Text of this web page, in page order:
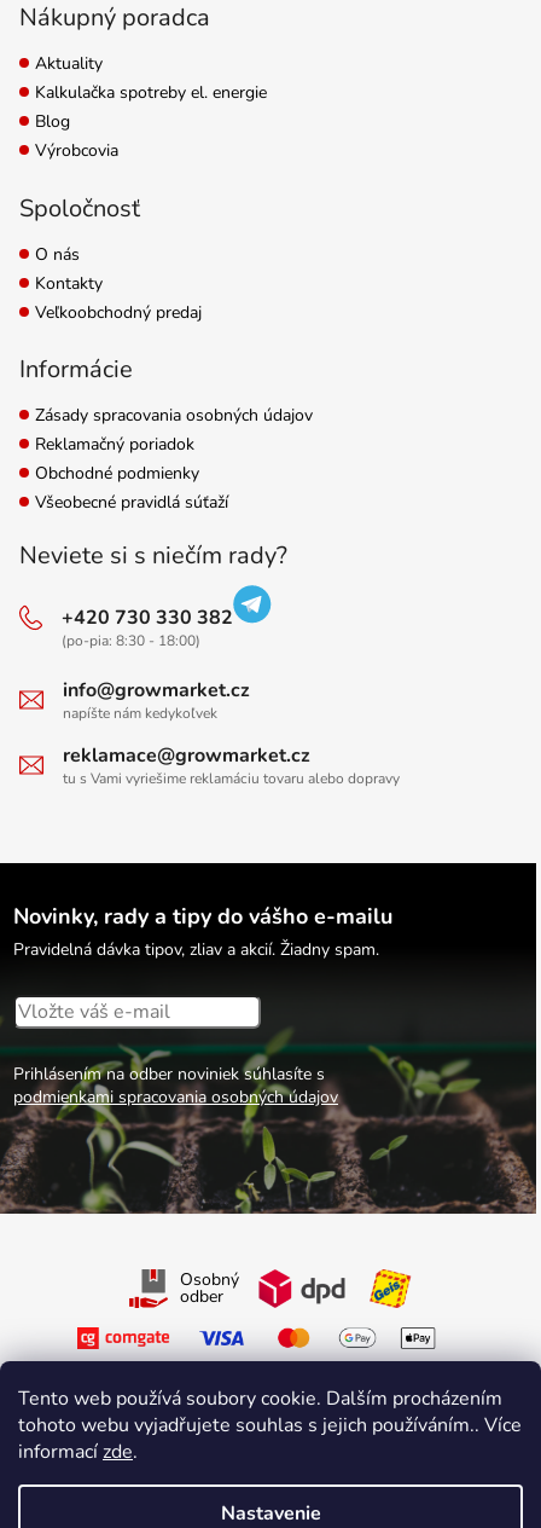
Tento web používá soubory cookie. Dalším procházením
tohoto webu vyjadřujete souhlas s jejich používáním.. Více
informacízde.
Nastavenie
Nákupný poradca
Aktuality
Kalkulačka spotreby el. energie
Blog
Výrobcovia
Spoločnosť
O nás
Kontakty
Veľkoobchodný predaj
Informácie
Zásady spracovania osobných údajov
Reklamačný poriadok
Obchodné podmienky
Všeobecné pravidlá súťaží
Neviete si s niečím rady?
+420 730 330 382
(po-pia: 8:30 - 18:00)
info@growmarket.cz
napíšte nám kedykoľvek
reklamace@growmarket.cz
tu s Vami vyriešime reklamáciu tovaru alebo dopravy
Novinky, rady a tipy do vášho e-mailu
Pravidelná dávka tipov, zliav a akcií. Žiadny spam.
Prihlásením na odber noviniek súhlasíte s
podmienkami spracovania osobných údajov
Osobný
odber
Sledujte nás na Instagrame